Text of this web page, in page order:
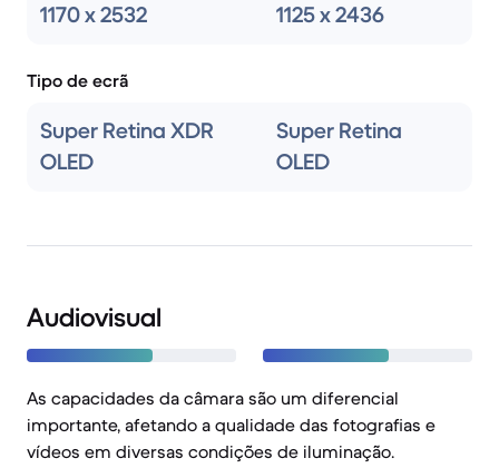
1170 x 2532 1125 x 2436
Tipo de ecrã
Super Retina XDR
OLED
Super Retina
OLED
Audiovisual
As capacidades da câmara são um diferencial
importante, afetando a qualidade das fotografias e
vídeos em diversas condições de iluminação.